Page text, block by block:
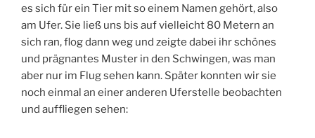
es sich für ein Tier mit so einem Namen gehört, also
am Ufer. Sie ließ uns bis auf vielleicht 80 Metern an
sich ran, flog dann weg und zeigte dabei ihr schönes
und prägnantes Muster in den Schwingen, was man
aber nur im Flug sehen kann. Später konnten wir sie
noch einmal an einer anderen Uferstelle beobachten
und auffliegen sehen: